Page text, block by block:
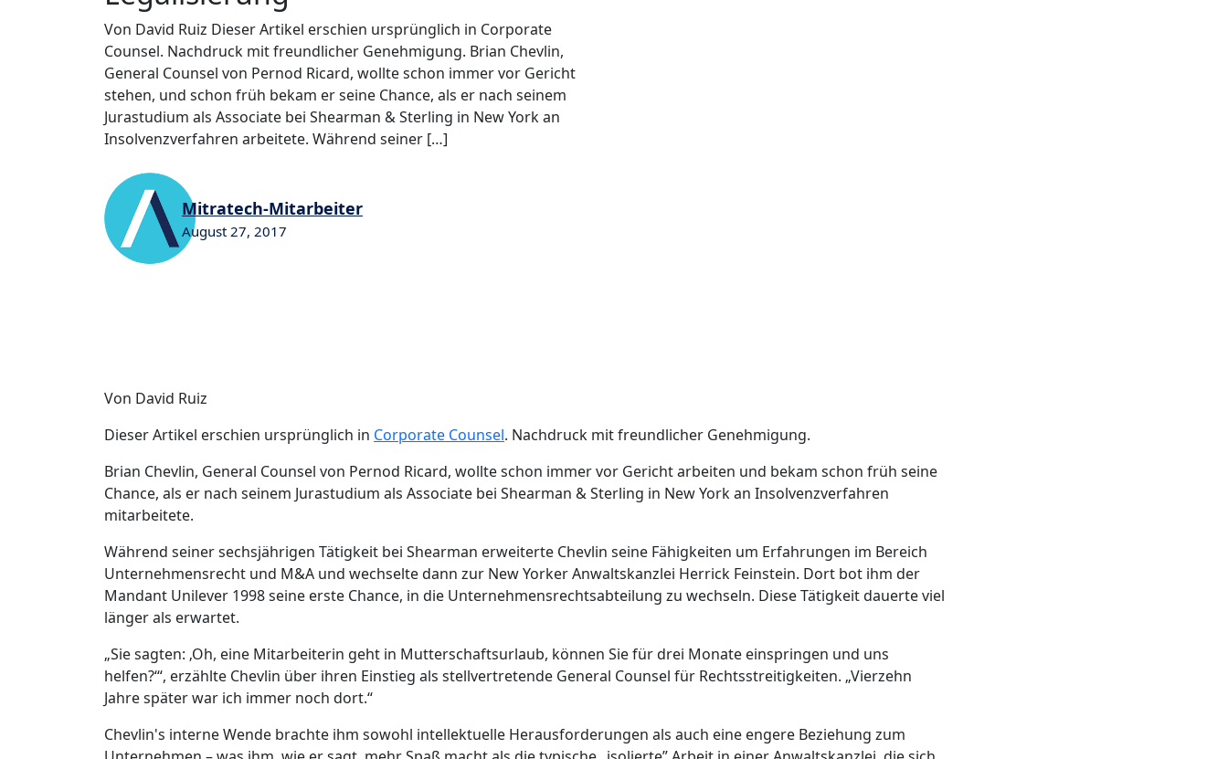
Von David Ruiz Dieser Artikel erschien ursprünglich in Corporate
Counsel. Nachdruck mit freundlicher Genehmigung. Brian Chevlin,
General Counsel von Pernod Ricard, wollte schon immer vor Gericht
stehen, und schon früh bekam er seine Chance, als er nach seinem
Jurastudium als Associate bei Shearman & Sterling in New York an
Insolvenzverfahren arbeitete. Während seiner […]
Mitratech-Mitarbeiter
August 27, 2017
Von David Ruiz
Dieser Artikel erschien ursprünglich in Corporate Counsel. Nachdruck mit freundlicher Genehmigung.
Brian Chevlin, General Counsel von Pernod Ricard, wollte schon immer vor Gericht arbeiten und bekam schon früh seine
Chance, als er nach seinem Jurastudium als Associate bei Shearman & Sterling in New York an Insolvenzverfahren
mitarbeitete.
Während seiner sechsjährigen Tätigkeit bei Shearman erweiterte Chevlin seine Fähigkeiten um Erfahrungen im Bereich
Unternehmensrecht und M&A und wechselte dann zur New Yorker Anwaltskanzlei Herrick Feinstein. Dort bot ihm der
Mandant Unilever 1998 seine erste Chance, in die Unternehmensrechtsabteilung zu wechseln. Diese Tätigkeit dauerte viel
länger als erwartet.
„Sie sagten: ‚Oh, eine Mitarbeiterin geht in Mutterschaftsurlaub, können Sie für drei Monate einspringen und uns
helfen?‘“, erzählte Chevlin über ihren Einstieg als stellvertretende General Counsel für Rechtsstreitigkeiten. „Vierzehn
Jahre später war ich immer noch dort.“
Chevlin's interne Wende brachte ihm sowohl intellektuelle Herausforderungen als auch eine engere Beziehung zum